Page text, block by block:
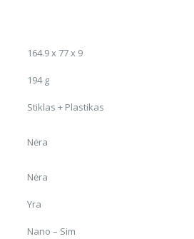
164.9 x 77 x 9
194 g
Stiklas + Plastikas
Nėra
Nėra
Yra
Nano – Sim